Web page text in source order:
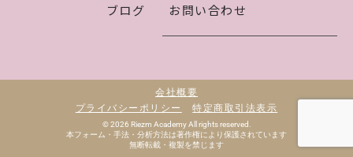
ブログ
お問い合わせ
会社概要
プライバシーポリシー
特定商取引法表示
© 2026 Riezm Academy All rights reserved.
本フォーム・手法・分析方法は著作権により保護されています
無断転載・複製を禁じます